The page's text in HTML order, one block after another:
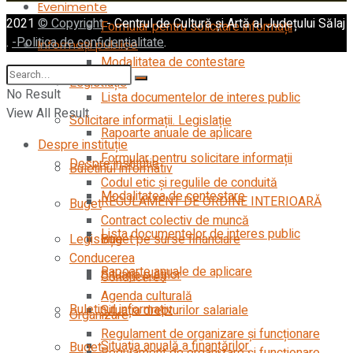
Formular pentru solicitare informații
Modalitatea de contestare
Lista documentelor de interes public
Rapoarte anuale de aplicare
Buletinul informativ
Buget
Buget pe surse financiare
Situația plăților
Situația drepturilor salariale
Situația anuală a finanțărilor
Evenimente
Informații publice
Legistlație
Solicitare informații. Legislație
Formular pentru solicitare informații
Modalitatea de contestare
Lista documentelor de interes public
Rapoarte anuale de aplicare
Buletinul informativ
Buget
2021 © Copyright- Centrul de Cultură și Artă al Județului Sălaj
. -Politica de confidențialitate.
No Result
View All Result
Despre instituție
Despre instituție
Codul etic şi regulile de conduită
REGULAMENT DE ORDINE INTERIOARĂ
Contract colectiv de muncă
Legislație
Conducerea
Conducerea
Agenda culturală
Organizare
Regulament de organizare și funcționare